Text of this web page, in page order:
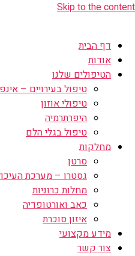
Skip to the content
דף הבית
אודות
הטיפולים שלנו
טיפול בעירויים –
טיפולי אוזון
היפרתרמיה
טיפול בגלי הלם
מחלקות
סרטן
גסטרו – מערכת
מחלות כרוניות
כאב ואורטופדיה
איזון סוכרת
מידע מקצועי
צור קשר